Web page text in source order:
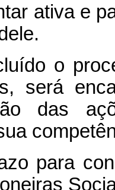
ativa e
o
será
das
para